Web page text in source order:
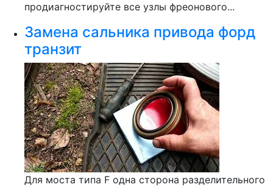
продиагностируйте все узлы фреонового...
Замена сальника привода форд
транзит
Для моста типа F одна сторона разделительного